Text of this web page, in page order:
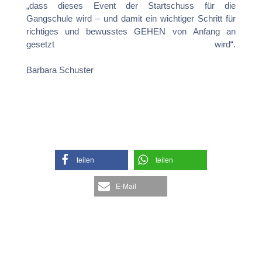
„dass dieses Event der Startschuss für die
Gangschule wird – und damit ein wichtiger Schritt für
richtiges und bewusstes GEHEN von Anfang an
gesetzt wird“.
Barbara Schuster
teilen teilen
E-Mail